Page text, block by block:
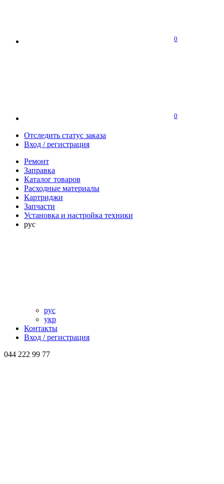
0
0
Отследить статус заказа
Вход / регистрация
Ремонт
Заправка
Каталог товаров
Расходные материалы
Картриджи
Запчасти
Установка и настройка техники
рус
рус
укр
Контакты
Вход / регистрация
044 222 99 77